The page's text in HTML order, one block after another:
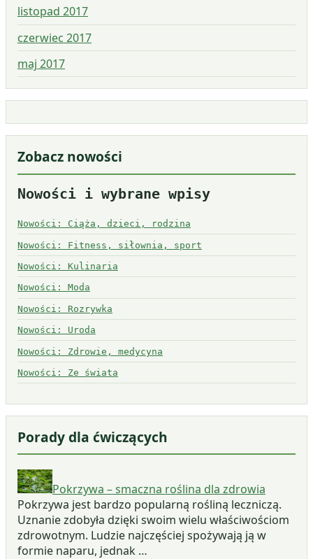
listopad 2017
czerwiec 2017
maj 2017
Zobacz nowości
Nowości i wybrane wpisy
Nowości: Ciąża, dzieci, rodzina
Nowości: Fitness, siłownia, sport
Nowości: Kulinaria
Nowości: Moda
Nowości: Rozrywka
Nowości: Uroda
Nowości: Zdrowie, medycyna
Nowości: Ze świata
Porady dla ćwiczących
Pokrzywa – smaczna roślina dla zdrowia
Pokrzywa jest bardzo popularną rośliną leczniczą.
Uznanie zdobyła dzięki swoim wielu właściwościom
zdrowotnym. Ludzie najczęściej spożywają ją w
formie naparu, jednak …